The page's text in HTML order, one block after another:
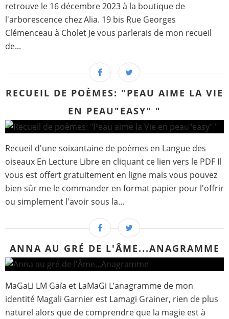
retrouve le 16 décembre 2023 à la boutique de
l'arborescence chez Alia. 19 bis Rue Georges
Clémenceau à Cholet Je vous parlerais de mon recueil
de...
RECUEIL DE POÈMES: "PEAU AIME LA VIE
EN PEAU"EASY" "
Recueil d'une soixantaine de poèmes en Langue des
oiseaux En Lecture Libre en cliquant ce lien vers le PDF Il
vous est offert gratuitement en ligne mais vous pouvez
bien sûr me le commander en format papier pour l'offrir
ou simplement l'avoir sous la...
ANNA AU GRÉ DE L'ÂME...ANAGRAMME
MaGaLi LM Gaïa et LaMaGi L’anagramme de mon
identité Magali Garnier est Lamagi Grainer, rien de plus
naturel alors que de comprendre que la magie est à